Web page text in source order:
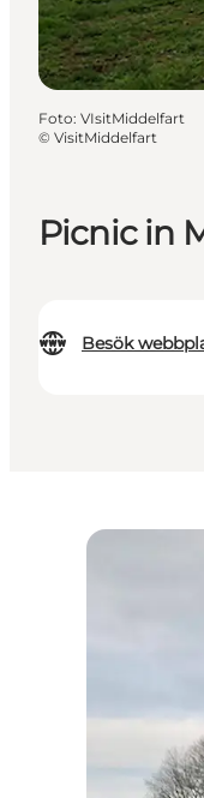
Picnic in
Besök
Foto: VIsitMiddelfart
© VisitMiddelfart